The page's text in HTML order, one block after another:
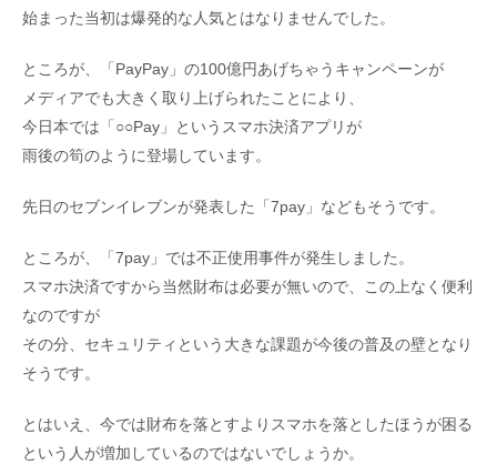
始まった当初は爆発的な人気とはなりませんでした。
ところが、「PayPay」の100億円あげちゃうキャンペーンが
メディアでも大きく取り上げられたことにより、
今日本では「○○Pay」というスマホ決済アプリが
雨後の筍のように登場しています。
先日のセブンイレブンが発表した「7pay」などもそうです。
ところが、「7pay」では不正使用事件が発生しました。
スマホ決済ですから当然財布は必要が無いので、この上なく便利
なのですが
その分、セキュリティという大きな課題が今後の普及の壁となり
そうです。
とはいえ、今では財布を落とすよりスマホを落としたほうが困る
という人が増加しているのではないでしょうか。